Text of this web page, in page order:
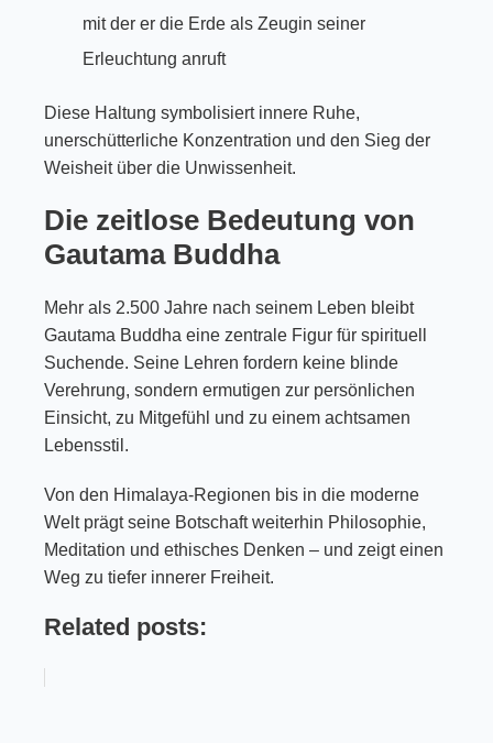
mit der er die Erde als Zeugin seiner
Erleuchtung anruft
Diese Haltung symbolisiert innere Ruhe,
unerschütterliche Konzentration und den Sieg der
Weisheit über die Unwissenheit.
Die zeitlose Bedeutung von
Gautama Buddha
Mehr als 2.500 Jahre nach seinem Leben bleibt
Gautama Buddha eine zentrale Figur für spirituell
Suchende. Seine Lehren fordern keine blinde
Verehrung, sondern ermutigen zur persönlichen
Einsicht, zu Mitgefühl und zu einem achtsamen
Lebensstil.
Von den Himalaya-Regionen bis in die moderne
Welt prägt seine Botschaft weiterhin Philosophie,
Meditation und ethisches Denken – und zeigt einen
Weg zu tiefer innerer Freiheit.
Related posts: